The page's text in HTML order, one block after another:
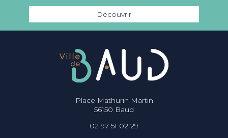
Découvrir
Place Mathurin Martin
56150 Baud
02 97 51 02 29